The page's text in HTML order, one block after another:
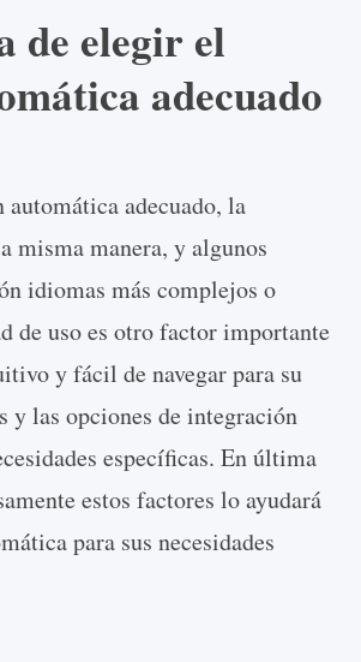
de elegir el
adecuado
adecuado, la
misma manera, y algunos
idiomas más complejos o
de uso es otro factor importante
y fácil de navegar para su
y las opciones de integración
específicas. En última
estos factores lo ayudará
para sus necesidades